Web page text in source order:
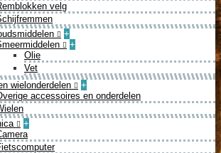
velg
+
+
Olie
Vet
wielonderdelen
+
accessoires en onderdelen
+